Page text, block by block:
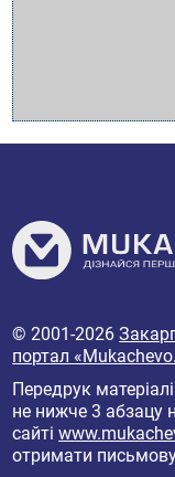
© 2001-2026
портал
Передрук
не нижче 3 абзацу
сайті
отримати письмову